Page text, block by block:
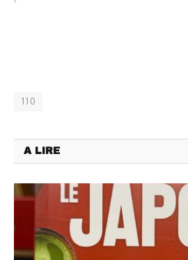
110
A LIRE